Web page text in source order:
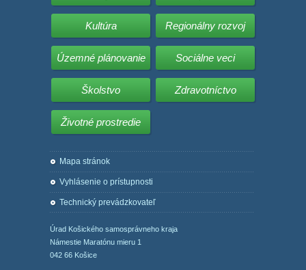
Kultúra Regionálny rozvoj
Územné plánovanie Sociálne veci
Školstvo Zdravotníctvo
Životné prostredie
Mapa stránok
Vyhlásenie o prístupnosti
Technický prevádzkovateľ
Úrad Košického samosprávneho kraja
Námestie Maratónu mieru 1
042 66 Košice